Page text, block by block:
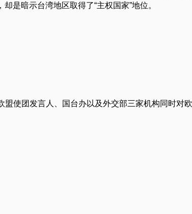
是暗示台湾地区取得了“主权国家”地位。
使团发言人、国台办以及外交部三家机构同时对欧